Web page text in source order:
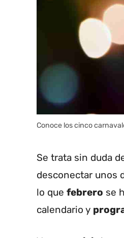
Conoce los cinco
Se trata sin duda
desconectar unos
lo que febrero se
calendario y